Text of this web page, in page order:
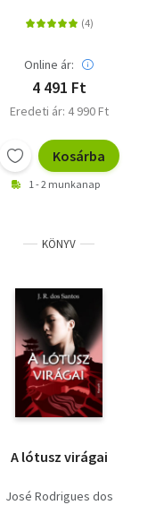
Online ár:
4 491 Ft
Eredeti ár: 4 990 Ft
Kosárba
1 - 2 munkanap
KÖNYV
A lótusz virágai
José Rodrigues dos